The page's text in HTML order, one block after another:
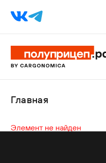
Главная
Элемент не найден